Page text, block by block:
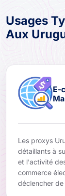
Usages
Aux
E-
Les proxys
détaillants à
et l'activité
commerce
déclencher